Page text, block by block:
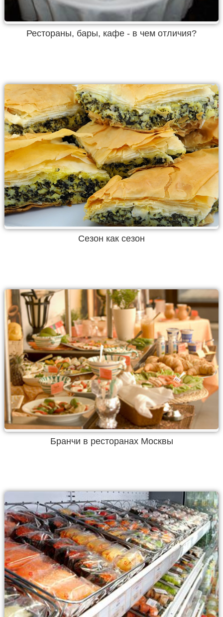
Рестораны, бары, кафе - в чем отличия?
Сезон как сезон
Бранчи в ресторанах Москвы